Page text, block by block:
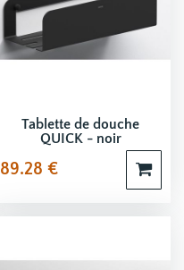
Tablette de douche
QUICK - noir
89.28 €